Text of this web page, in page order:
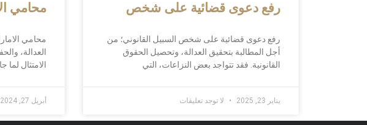
رفع دعوى قضائية على شخص
رفع دعوى قضائية على شخص السبيل القانوني؛ من
أجل المطالبة بتحقيق العدالة، وتحصيل الحقوق
القانونية. فقد تتواجد بعض النزاعات، التي
يناير 23, 2025 لا توجد تعليقات
محامي
محامي
العدالة،
الامتثال لما
أبريل 27, 2024